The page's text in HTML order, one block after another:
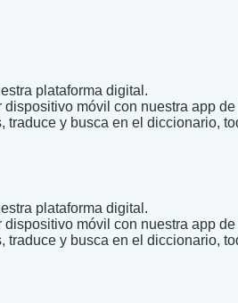
plataforma digital.
móvil con nuestra app de
traduce y busca en el diccionario,
plataforma digital.
móvil con nuestra app de
traduce y busca en el diccionario,